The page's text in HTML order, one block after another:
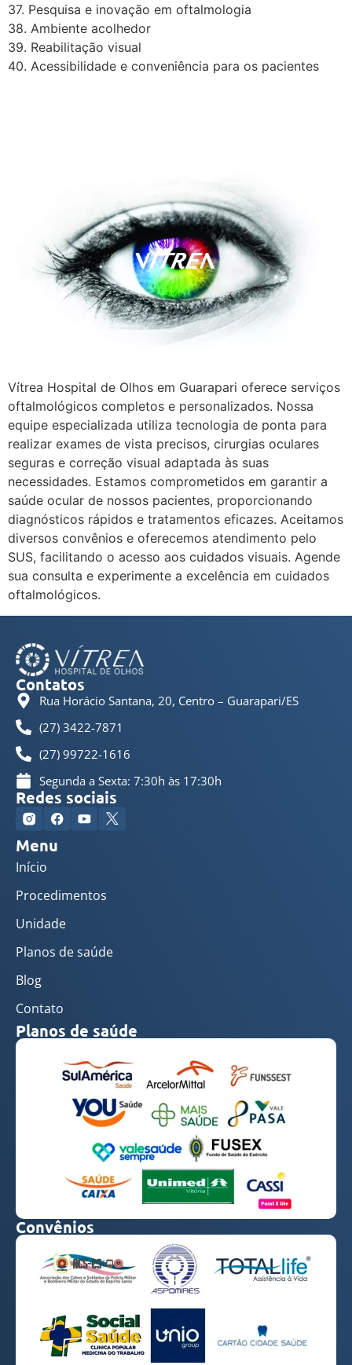
37. Pesquisa e inovação em oftalmologia
38. Ambiente acolhedor
39. Reabilitação visual
40. Acessibilidade e conveniência para os pacientes
Vítrea Hospital de Olhos em Guarapari oferece serviços
oftalmológicos completos e personalizados. Nossa
equipe especializada utiliza tecnologia de ponta para
realizar exames de vista precisos, cirurgias oculares
seguras e correção visual adaptada às suas
necessidades. Estamos comprometidos em garantir a
saúde ocular de nossos pacientes, proporcionando
diagnósticos rápidos e tratamentos eficazes. Aceitamos
diversos convênios e oferecemos atendimento pelo
SUS, facilitando o acesso aos cuidados visuais. Agende
sua consulta e experimente a excelência em cuidados
oftalmológicos.
Contatos
Rua Horácio Santana, 20, Centro – Guarapari/ES
(27) 3422-7871
(27) 99722-1616
Segunda a Sexta: 7:30h às 17:30h
Redes sociais
Menu
Início
Procedimentos
Unidade
Planos de saúde
Blog
Contato
Planos de saúde
Convênios